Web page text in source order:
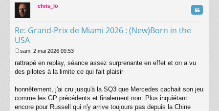
chris_lo
Re: Grand-Prix de Miami 2026 : (New)Born in the
USA
Citation
e
s
g
e
sam. 2 mai 2026 09:53
rattrapé en replay, séance assez surprenante en effet et on a vu
des pilotes à la limite ce qui fait plaisir
honnêtement, j'ai cru jusqu'à la SQ3 que Mercedes cachait son jeu
comme les GP précédents et finalement non. Plus inquiétant
encore pour Russell qui n'y arrive toujours pas depuis la Chine